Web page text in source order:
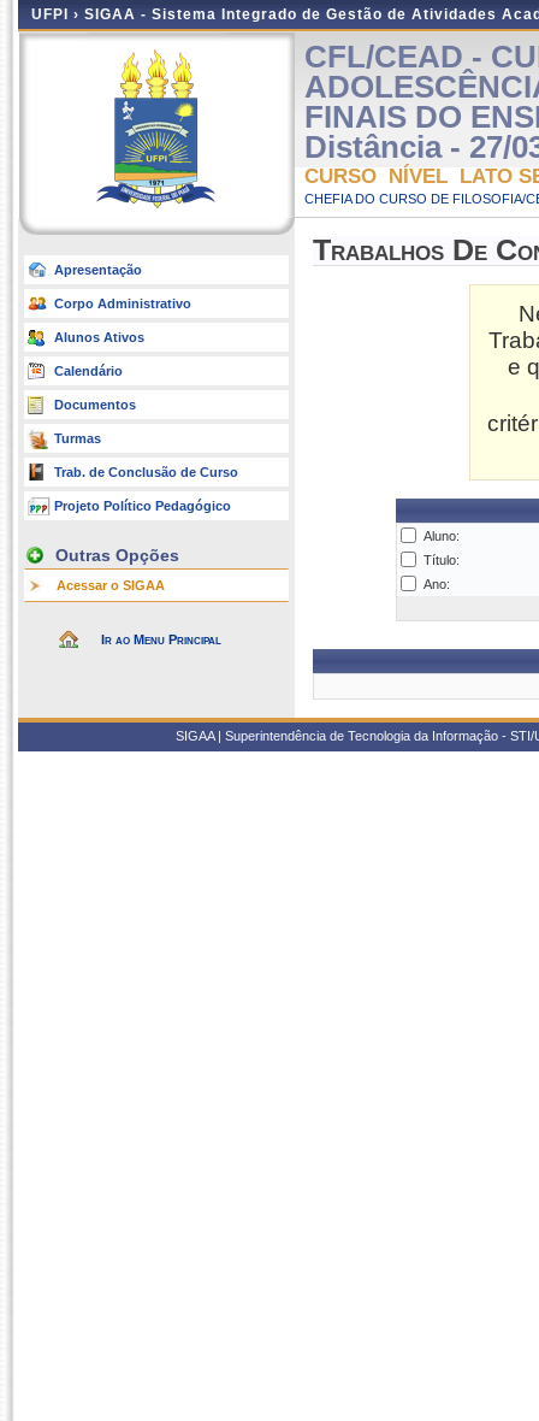
UFPI › SIGAA - Sistema Integrado de Gestão de Atividades
Apresentação
Corpo Administrativo
Alunos Ativos
Calendário
Documentos
Turmas
Trab. de Conclusão de Curso
Projeto Político Pedagógico
Outras Opções
Acessar o SIGAA
Ir ao Menu Principal
CFL/CEAD -
FINAIS DO
Distância - 27/
CURSO NÍVEL LATO
CHEFIA DO CURSO DE FILOSOFIA/
Trabalhos De
e
Aluno:
Título:
Ano:
SIGAA | Superintendência de Tecnologia da Informação -